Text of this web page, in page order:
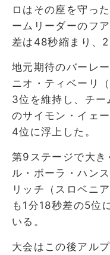
ロはその座を守っ
ームリーダーのフ
差は48秒縮まり、
地元期待のバーレ
ニオ・ティベーリ
3位を維持し、チー
のサイモン・イェ
4位に浮上した。
第9ステージで大き
ル・ボーラ・ハン
リッチ（スロベニ
も1分18秒差の5位
いる。
大会はこの後アル